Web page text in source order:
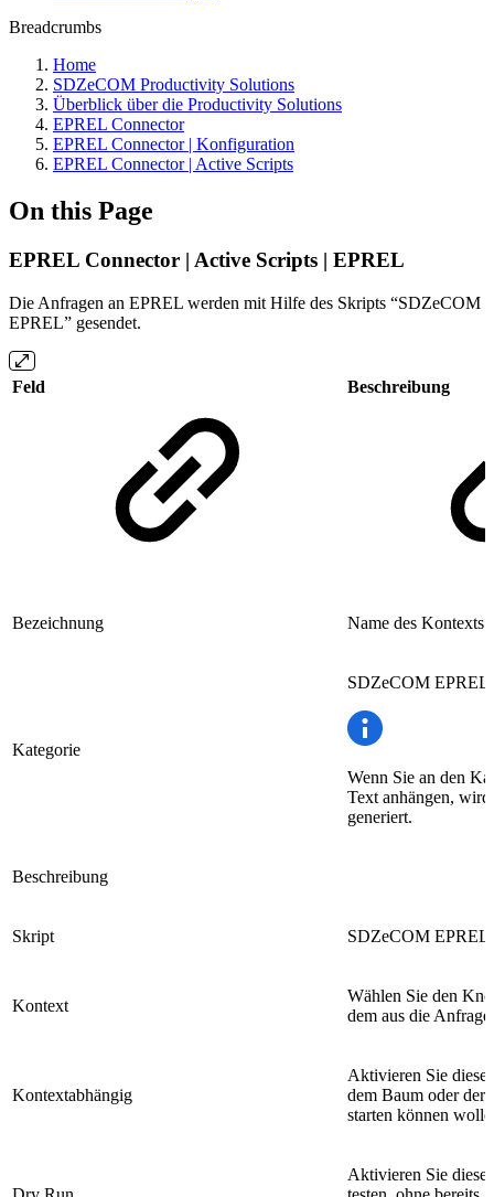
Breadcrumbs
Home
SDZeCOM Productivity Solutions
Überblick über die Productivity Solutions
EPREL Connector
EPREL Connector | Konfiguration
EPREL Connector | Active Scripts
On this Page
EPREL Connector | Active Scripts | EPREL
Die Anfragen an EPREL werden mit Hilfe des Skripts “SDZeCOM
EPREL” gesendet.
Feld Beschreibung
Bezeichnung Name des Kontexts
Kategorie
SDZeCOM EPREL
Wenn Sie an den
Text anhängen,
generiert.
Beschreibung
Skript SDZeCOM EPREL
Kontext
Wählen Sie den
dem aus die
Kontextabhängig
Aktivieren Sie diese
dem Baum oder der
starten können
Aktivieren Sie diese